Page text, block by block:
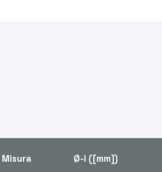
Misura Ø-i ([mm])